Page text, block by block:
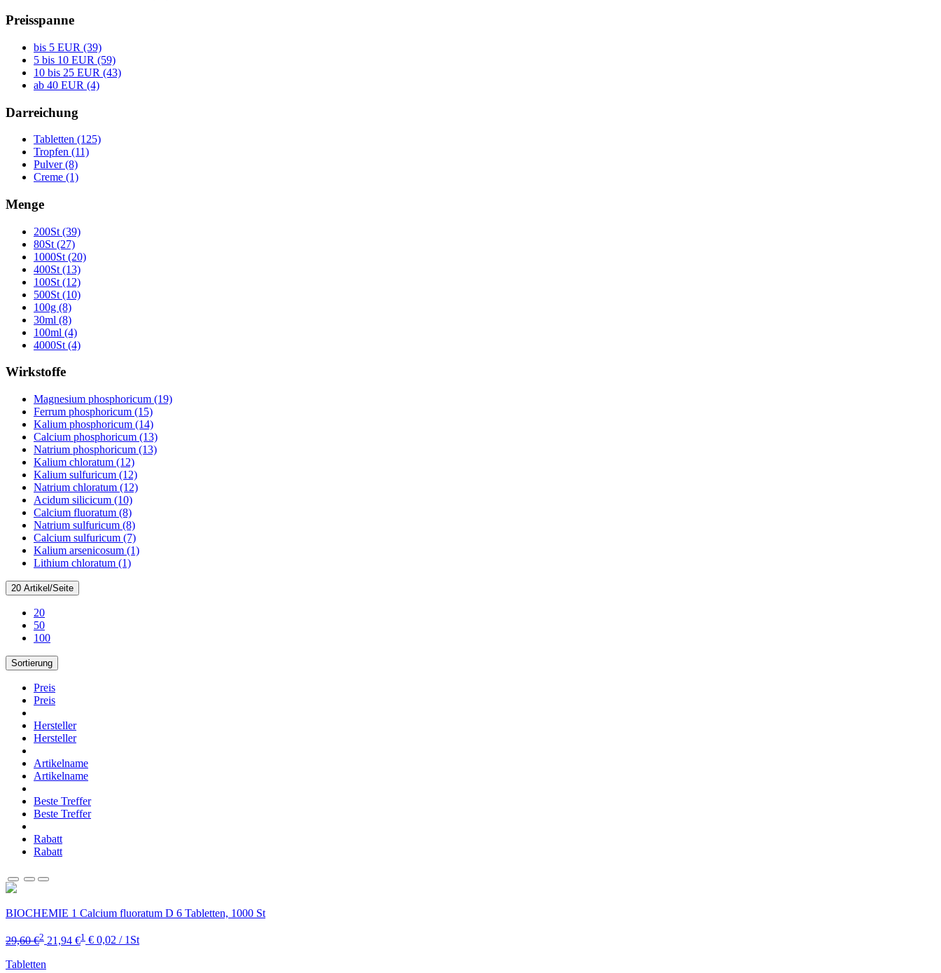
Preisspanne
bis 5 EUR (39)
5 bis 10 EUR (59)
10 bis 25 EUR (43)
ab 40 EUR (4)
Darreichung
Tabletten (125)
Tropfen (11)
Pulver (8)
Creme (1)
Menge
200St (39)
80St (27)
1000St (20)
400St (13)
100St (12)
500St (10)
100g (8)
30ml (8)
100ml (4)
4000St (4)
Wirkstoffe
Magnesium phosphoricum (19)
Ferrum phosphoricum (15)
Kalium phosphoricum (14)
Calcium phosphoricum (13)
Natrium phosphoricum (13)
Kalium chloratum (12)
Kalium sulfuricum (12)
Natrium chloratum (12)
Acidum silicicum (10)
Calcium fluoratum (8)
Natrium sulfuricum (8)
Calcium sulfuricum (7)
Kalium arsenicosum (1)
Lithium chloratum (1)
20 Artikel/Seite
20
50
100
Sortierung
Preis
Preis
Hersteller
Hersteller
Artikelname
Artikelname
Beste Treffer
Beste Treffer
Rabatt
Rabatt
BIOCHEMIE 1 Calcium fluoratum D 6 Tabletten, 1000 St
29,60 €2 21,94 €1 € 0,02 / 1St
Tabletten